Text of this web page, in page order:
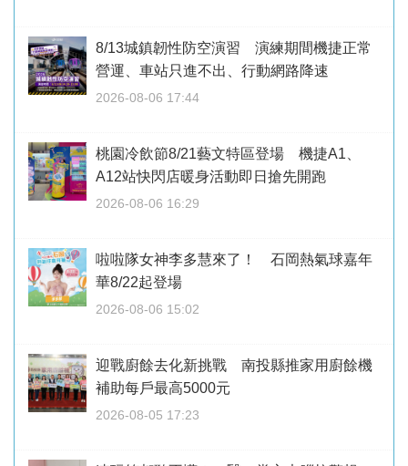
8/13城鎮韌性防空演習 演練期間機捷正常
營運、車站只進不出、行動網路降速
2026-08-06 17:44
桃園冷飲節8/21藝文特區登場 機捷A1、
A12站快閃店暖身活動即日搶先開跑
2026-08-06 16:29
啦啦隊女神李多慧來了！ 石岡熱氣球嘉年
華8/22起登場
2026-08-06 15:02
迎戰廚餘去化新挑戰 南投縣推家用廚餘機
補助每戶最高5000元
2026-08-05 17:23